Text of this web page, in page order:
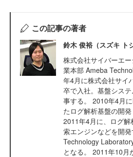
この記事の著者
鈴木 俊裕（スズキ ト
株式会社サイバーエ
業本部 Ameba
年4月に株式会社サイ
卒で入社。基盤シス
事する。 2010年4月
たログ解析基盤の開発
2011年4月に、ログ
索エンジンなどを開
Technology
となる。 2011年10月